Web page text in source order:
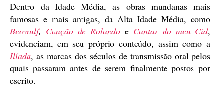
Dentro da Idade Média, as obras mundanas mais
famosas e mais antigas, da Alta Idade Média, como
Beowulf, Canção de Rolando e Cantar do meu Cid,
evidenciam, em seu próprio conteúdo, assim como a
Ilíada, as marcas dos séculos de transmissão oral pelos
quais passaram antes de serem finalmente postos por
escrito.